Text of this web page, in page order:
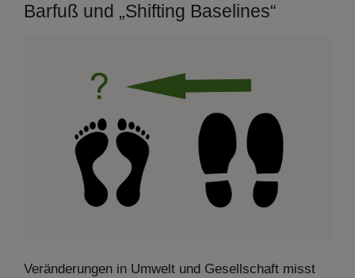
Barfuß und „Shifting Baselines“
Veränderungen in Umwelt und Gesellschaft misst